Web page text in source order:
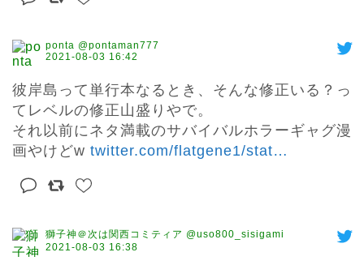
ponta @pontaman777
2021-08-03 16:42
彼岸島って単行本なるとき、そんな修正いる？っ
てレベルの修正山盛りやで。
それ以前にネタ満載のサバイバルホラーギャグ漫
画やけどw twitter.com/flatgene1/stat…
獅子神＠次は関西コミティア @uso800_sisigami
2021-08-03 16:38